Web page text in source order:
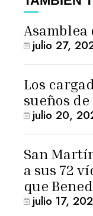
Asamblea
julio 27,
Los
sueños
julio 20,
San
a sus 72
que
arresto
julio 17,